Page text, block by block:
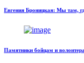
Евгения Броницкая: Мы там,
Памятники бойцам и